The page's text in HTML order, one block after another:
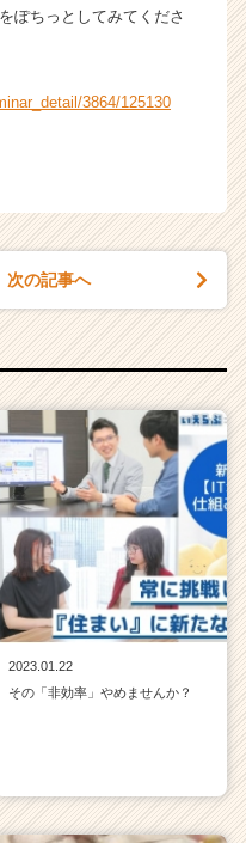
ぽちっとしてみてくださ
3864/125130
次の記事へ
2023.01.22
その「非効率」やめませんか？